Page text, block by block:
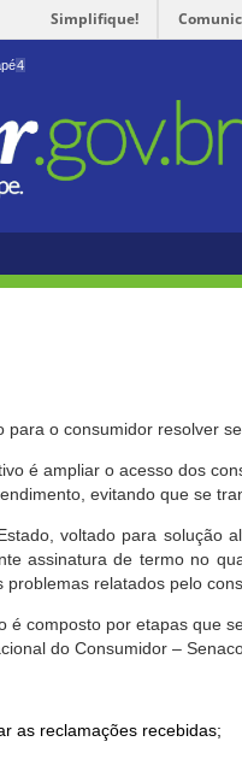
Simplifique!
4
o consumidor resolver
é ampliar o acesso dos
evitando que se
voltado para solução
assinatura de termo no
relatados pelo
composto por etapas que
do Consumidor –
as reclamações recebidas;